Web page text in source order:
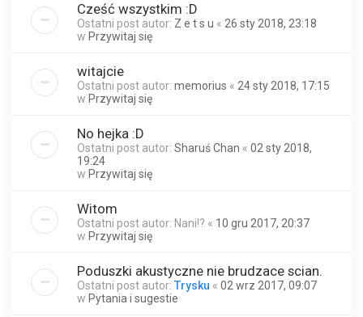
Cześć wszystkim :D
Ostatni post autor: Z e t s u « 26 sty 2018, 23:18
w Przywitaj się
witajcie
Ostatni post autor: memorius « 24 sty 2018, 17:15
w Przywitaj się
No hejka :D
Ostatni post autor: Sharuś Chan « 02 sty 2018,
19:24
w Przywitaj się
Witom
Ostatni post autor: Nani!? « 10 gru 2017, 20:37
w Przywitaj się
Poduszki akustyczne nie brudzace scian.
Ostatni post autor: Trysku « 02 wrz 2017, 09:07
w Pytania i sugestie